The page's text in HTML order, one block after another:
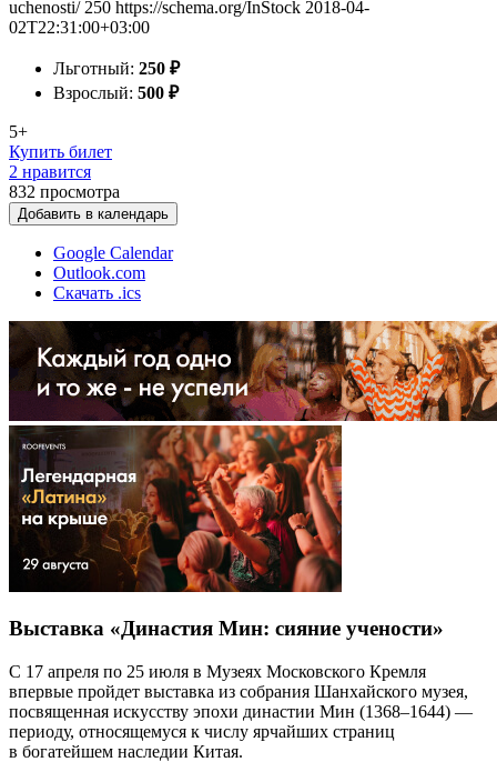
uchenosti/ 250 https://schema.org/InStock 2018-04-
02T22:31:00+03:00
Льготный: 250 ₽
Взрослый: 500 ₽
5+
Купить билет
2 нравится
832 просмотра
Добавить в календарь
Google Calendar
Outlook.com
Скачать .ics
Выставка «Династия Мин: сияние учености»
С 17 апреля по 25 июля в Музеях Московского Кремля
впервые пройдет выставка из собрания Шанхайского музея,
посвященная искусству эпохи династии Мин (1368–1644) —
периоду, относящемуся к числу ярчайших страниц
в богатейшем наследии Китая.